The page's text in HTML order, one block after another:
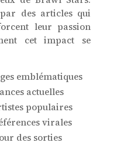
des articles qui
leur passion
cet impact se
emblématiques
actuelles
populaires
virales
des sorties